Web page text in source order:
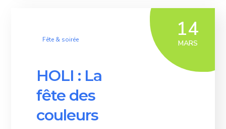
14
MARS
Fête & soirée
HOLI : La
fête des
couleurs